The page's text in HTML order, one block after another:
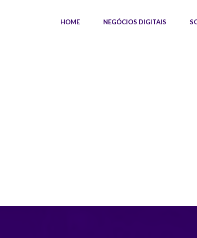
HOME NEGÓCIOS DIGITAIS